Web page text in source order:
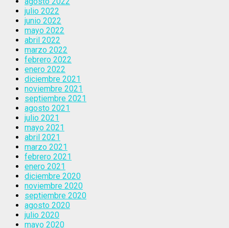
julio 2022
junio 2022
mayo 2022
abril 2022
marzo 2022
febrero 2022
enero 2022
diciembre 2021
noviembre 2021
septiembre 2021
agosto 2021
julio 2021
mayo 2021
abril 2021
marzo 2021
febrero 2021
enero 2021
diciembre 2020
noviembre 2020
septiembre 2020
agosto 2020
julio 2020
mayo 2020